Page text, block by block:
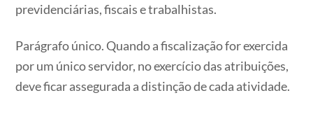
previdenciárias, fiscais e trabalhistas.
Parágrafo único. Quando a fiscalização for exercida
por um único servidor, no exercício das atribuições,
deve ficar assegurada a distinção de cada atividade.